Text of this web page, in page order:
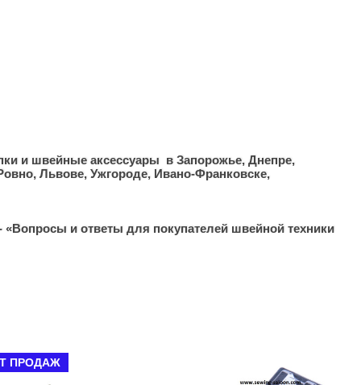
и швейные аксессуары в Запорожье, Днепре,
Львове, Ужгороде, Ивано-Франковске,
и ответы для покупателей швейной техники
ПРОДАЖ